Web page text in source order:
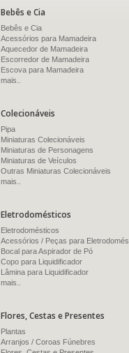
Bebês e Cia
Bebês e Cia
Acessórios para Mamadeira
Aquecedor de Mamadeira
Escorredor de Mamadeira
Escova para Mamadeira
mais..
Colecionáveis
Pipa
Miniaturas Colecionáveis
Miniaturas de Personagens
Miniaturas de Veículos
Outras Miniaturas Colecionáveis
mais..
Eletrodomésticos
Eletrodomésticos
Acessórios / Peças para
Bocal para Aspirador de Pó
Copo para Liquidificador
Lâmina para Liquidificador
mais..
Flores, Cestas e Presentes
Plantas
Arranjos / Coroas Fúnebres